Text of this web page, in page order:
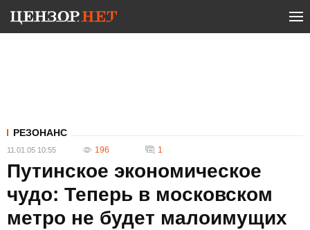
РЕЗОНАНС
11.01.05 10:55 196 1
Путинское экономическое
чудо: Теперь в московском
метро не будет малоимущих